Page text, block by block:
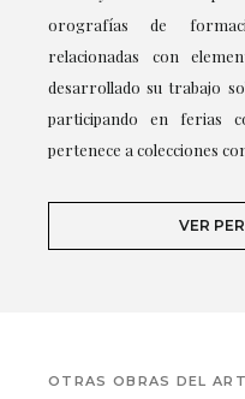
orografías de
relacionadas con
desarrollado su trabajo
participando en ferias
pertenece a colecciones
VER
OTRAS OBRAS DEL